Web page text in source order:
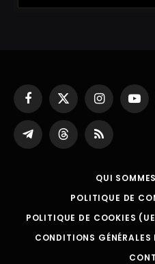
Facebook
X
(Twitter)
Instagram
Partager
sur
ThreadsRSS
QUI
POLITIQUE DE
POLITIQUE DE COOKIES
CONDITIONS